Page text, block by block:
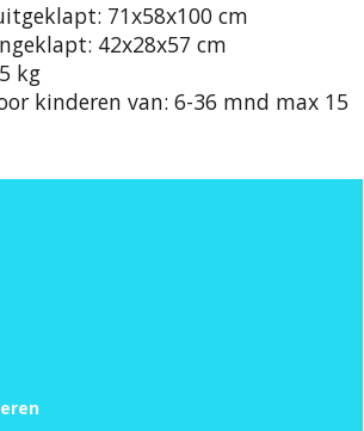
71x58x100 cm
42x28x57 cm
kg
kinderen van: 6-36 mnd max 15